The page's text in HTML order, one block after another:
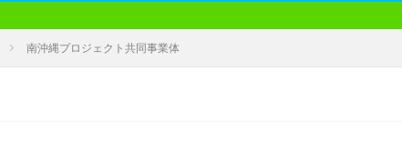
南沖縄プロジェクト共同事業体